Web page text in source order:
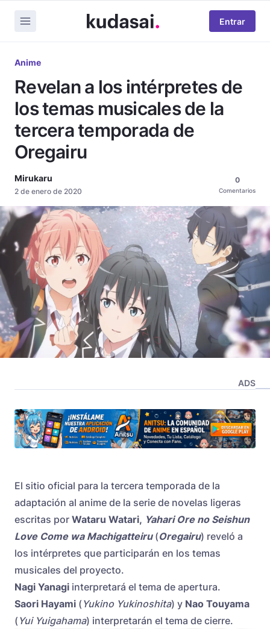
Entrar
Anime
Revelan a los intérpretes de
los temas musicales de la
tercera temporada de
Oregairu
Mirukaru
2 de enero de 2020
0
Comentarios
ADS
El sitio oficial para la tercera temporada de la
adaptación al anime de la serie de novelas ligeras
escritas por Wataru Watari, Yahari Ore no Seishun
Love Come wa Machigatteiru(Oregairu) reveló a
los intérpretes que participarán en los temas
musicales del proyecto.
Nagi Yanagi interpretará el tema de apertura.
Saori Hayami ( Yukino Yukinoshita) y Nao Touyama
( Yui Yuigahama) interpretarán el tema de cierre.